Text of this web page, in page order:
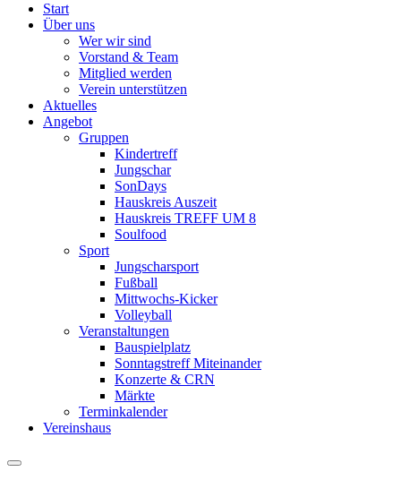
Start
Über uns
Wer wir sind
Vorstand & Team
Mitglied werden
Verein unterstützen
Aktuelles
Angebot
Gruppen
Kindertreff
Jungschar
SonDays
Hauskreis Auszeit
Hauskreis TREFF UM 8
Soulfood
Sport
Jungscharsport
Fußball
Mittwochs-Kicker
Volleyball
Veranstaltungen
Bauspielplatz
Sonntagstreff Miteinander
Konzerte & CRN
Märkte
Terminkalender
Vereinshaus